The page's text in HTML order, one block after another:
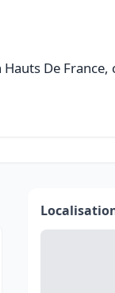
De